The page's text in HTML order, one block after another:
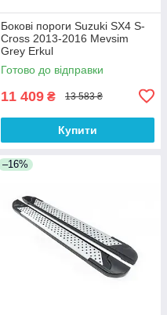
Бокові пороги Suzuki SX4 S-
Cross 2013-2016 Mevsim
Grey Erkul
Готово до відправки
11 409 ₴ 13 583 ₴
Купити
–16%